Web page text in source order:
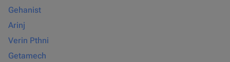
Gehanist
Arinj
Verin Pthni
Getamech